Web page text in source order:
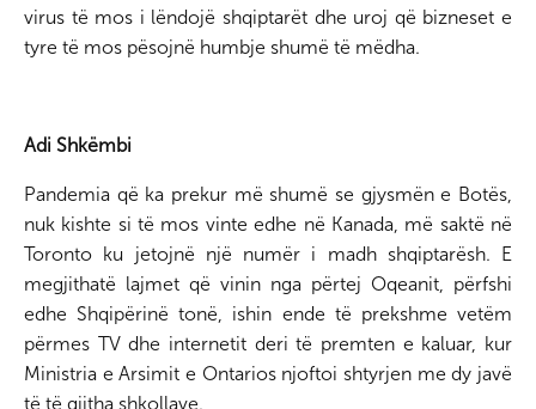
virus të mos i lëndojë shqiptarët dhe uroj që bizneset e
tyre të mos pësojnë humbje shumë të mëdha.
Adi Shkëmbi
Pandemia që ka prekur më shumë se gjysmën e Botës,
nuk kishte si të mos vinte edhe në Kanada, më saktë në
Toronto ku jetojnë një numër i madh shqiptarësh. E
megjithatë lajmet që vinin nga përtej Oqeanit, përfshi
edhe Shqipërinë tonë, ishin ende të prekshme vetëm
përmes TV dhe internetit deri të premten e kaluar, kur
Ministria e Arsimit e Ontarios njoftoi shtyrjen me dy javë
të të gjitha shkollave.